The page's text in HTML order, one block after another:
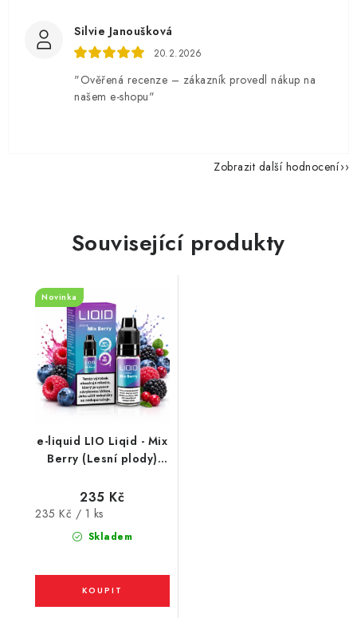
Silvie Janoušková
20.2.2026
"Ověřená recenze – zákazník provedl nákup na
našem e-shopu"
Zobrazit další hodnocení
Související produkty
e-liquid LIO Liqid - Mix
Berry (Lesní plody)
Novinka
Skladem
235 Kč
Měrná
235 Kč / 1 ks